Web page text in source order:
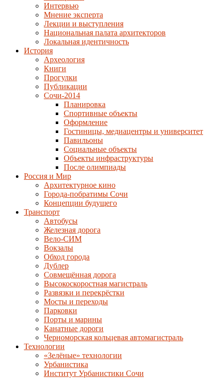
Интервью
Мнение эксперта
Лекции и выступления
Национальная палата архитекторов
Локальная идентичность
История
Археология
Книги
Прогулки
Публикации
Сочи-2014
Планировка
Спортивные объекты
Оформление
Гостиницы, медиацентры и университет
Павильоны
Социальные объекты
Объекты инфраструктуры
После олимпиады
Россия и Мир
Архитектурное кино
Города-побратимы Сочи
Концепции будущего
Транспорт
Автобусы
Железная дорога
Вело-СИМ
Вокзалы
Обход города
Дублер
Совмещённая дорога
Высокоскоростная магистраль
Развязки и перекрёстки
Мосты и переходы
Парковки
Порты и марины
Канатные дороги
Черноморская кольцевая автомагистраль
Технологии
«Зелёные» технологии
Урбанистика
Институт Урбанистики Сочи